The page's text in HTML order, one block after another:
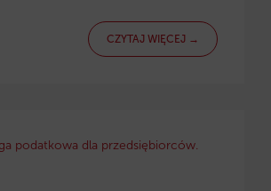
CZYTAJ WIĘCEJ →
podatkowa dla przedsiębiorców.